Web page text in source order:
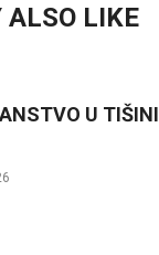
ALSO LIKE
U TIŠINI